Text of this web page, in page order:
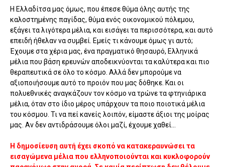
Η Ελλαδίτσα μας όμως, που έπεσε θύμα όλης αυτής της
καλοστημένης παγίδας, θύμα ενός οικονομικού πόλεμου,
εξάγει τα λιγότερα μέλια, και εισάγει τα περισσότερα, και αυτό
επειδή ήθελαν να συμβεί. Εμείς τι κάνουμε όμως γι αυτό;
Έχουμε στα χέρια μας, ένα πραγματικό θησαυρό, Ελληνικά
μέλια που βάση ερευνών αποδεικνύονται τα καλύτερα και πιο
θεραπευτικά σε όλο το κόσμο. Αλλά δεν μπορούμε να
αξιοποιήσουμε αυτό το προιόν που μας δόθηκε. Και οι
πολυεθνικές αναγκάζουν τον κόσμο να τρώνε τα φτηνιάρικα
μέλια, όταν στο ίδιο μέρος υπάρχουν τα ποιο ποιοτικά μέλια
του κόσμου. Τι να πεί κανείς λοιπόν, είμαστε άξιοι της μοίρας
μας. Αν δεν αντιδράσουμε όλοι μαζί, έχουμε χαθεί...
Η δημοσίευση αυτή έχει σκοπό να κατακεραυνώσει τα
εισαγώμενα μέλια που ελληνοποιούνται και κυκλοφορούν